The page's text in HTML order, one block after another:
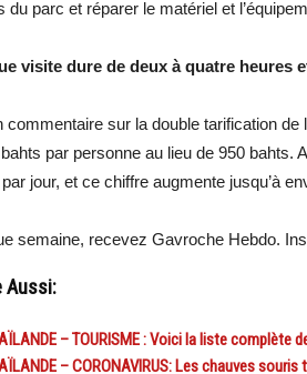
du parc et réparer le matériel et
visite dure de deux à quatre heures
commentaire sur la double tarification
par personne au lieu de 950 bahts.
jour, et ce chiffre augmente jusqu’à
semaine, recevez Gavroche Hebdo. In
Aussi:
– TOURISME : Voici la liste complète
– CORONAVIRUS: Les chauves